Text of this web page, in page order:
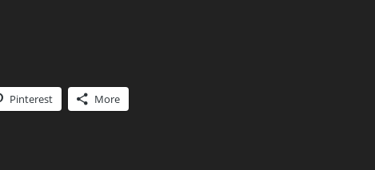
Pinterest More